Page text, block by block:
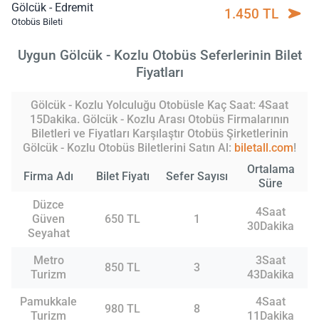
Gölcük - Edremit
Otobüs Bileti 1.450 TL
Uygun Gölcük - Kozlu Otobüs Seferlerinin Bilet
Fiyatları
Gölcük - Kozlu Yolculuğu Otobüsle Kaç Saat: 4Saat
15Dakika. Gölcük - Kozlu Arası Otobüs Firmalarının
Biletleri ve Fiyatları Karşılaştır Otobüs Şirketlerinin
Gölcük - Kozlu Otobüs Biletlerini Satın Al: biletall.com!
Firma Adı Bilet Fiyatı Sefer Sayısı
Ortalama
Süre
Düzce
Güven
Seyahat
650 TL 1
4Saat
30Dakika
Metro
Turizm
850 TL 3
3Saat
43Dakika
Pamukkale
Turizm
980 TL 8
4Saat
11Dakika